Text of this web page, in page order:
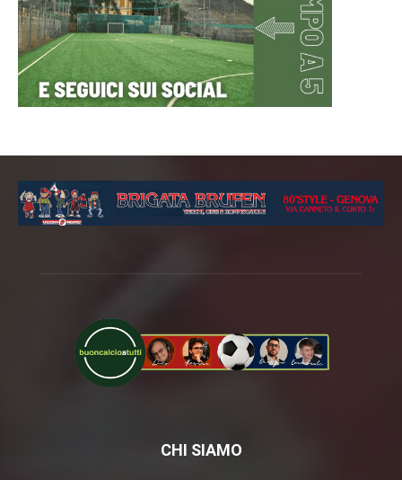
CHI SIAMO